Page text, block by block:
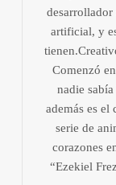
artificial, y
Comenzó
nadie
además es el
serie de
corazones
“Ezekiel